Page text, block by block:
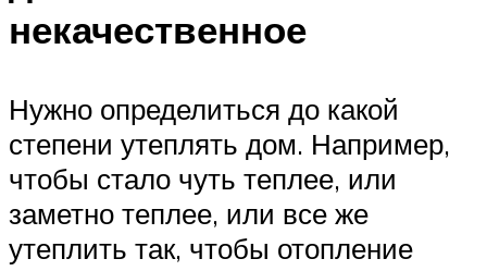
некачественное
Нужно определиться до какой
степени утеплять дом. Например,
чтобы стало чуть теплее, или
заметно теплее, или все же
утеплить так, чтобы отопление